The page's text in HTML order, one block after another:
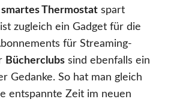
smartes Thermostat spart
zugleich ein Gadget für die
für Streaming-
Bücherclubs sind ebenfalls ein
Gedanke. So hat man gleich
entspannte Zeit im neuen